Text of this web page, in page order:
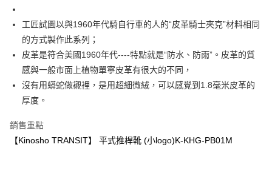
7-11取貨付款
每筆NT$60
付款後7-11取貨
每筆NT$60
宅配
每筆NT$60
工匠試圖以與1960年代騎自行車的人的“皮革騎士夾克”材料相同
的方式製作此系列；
皮革是符合美國1960年代----特點就是“防水、防雨”。皮革的質
感與一般市面上植物單寧皮革有很大的不同，
沒有用蟒蛇做襯裡，是用超細微絨，可以感覺到1.8毫米皮革的
厚度。
銷售重點
【Kinosho TRANSIT】 平式推桿靴 (小logo)K-KHG-PB01M